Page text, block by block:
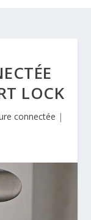
LOCK
connectée |